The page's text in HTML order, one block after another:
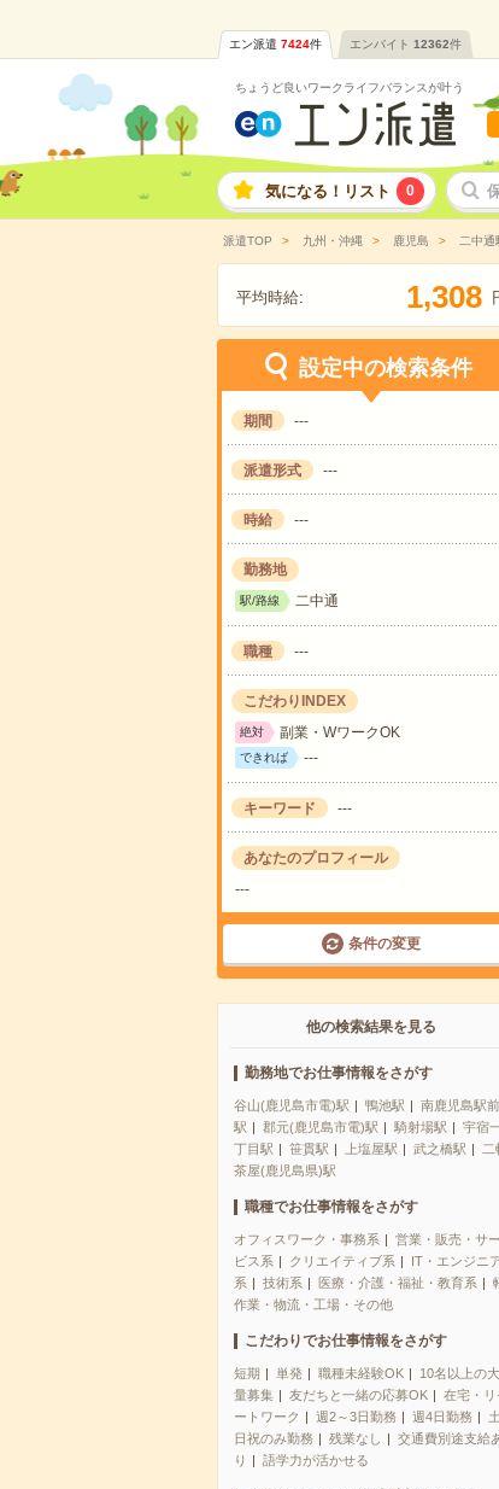
エン派遣 7424件 エンバイト 12362件
ちょうど良いワークライフバランスが叶う
気になる！リスト 0
派遣TOP 九州・沖縄 鹿児島 二中通
平均時給: 1,308
設定中の検索条件
期間 ---
派遣形式 ---
時給 ---
勤務地
駅/路線 二中通
職種 ---
こだわりINDEX
絶対 副業・WワークOK
できれば ---
キーワード ---
あなたのプロフィール
---
条件の変更
他の検索結果を見る
勤務地でお仕事情報をさがす
谷山(鹿児島市電)駅 鴨池駅
南鹿児島駅前
駅
郡元(鹿児島市電)駅 騎射場駅
宇宿
丁目駅
笹貫駅 上塩屋駅 武之橋駅
二
茶屋(鹿児島県)駅
職種でお仕事情報をさがす
オフィスワーク・事務系
営業・販売・サー
ビス系
クリエイティブ系
IT・エンジニ
系
技術系 医療・介護・福祉・教育系
作業・物流・工場・その他
こだわりでお仕事情報をさがす
短期 単発 職種未経験OK
10名以上の大
量募集
友だちと一緒の応募OK
在宅・リ
ートワーク
週2～3日勤務 週4日勤務
土
日祝のみ勤務
残業なし
交通費別途支給
り
語学力が活かせる